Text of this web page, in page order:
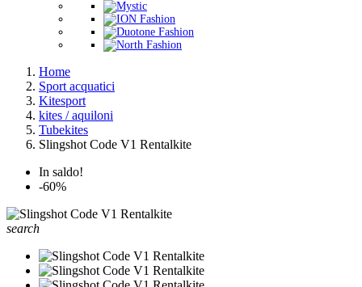
Home
Sport acquatici
Kitesport
kites / aquiloni
Tubekites
Slingshot Code V1 Rentalkite
In saldo!
-60%
search